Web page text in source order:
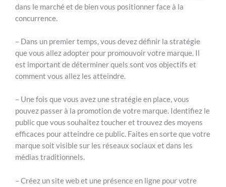
dans le marché et de bien vous positionner face à la
concurrence.
– Dans un premier temps, vous devez définir la stratégie
que vous allez adopter pour promouvoir votre marque. Il
est important de déterminer quels sont vos objectifs et
comment vous allez les atteindre.
– Une fois que vous avez une stratégie en place, vous
pouvez passer à la promotion de votre marque. Identifiez le
public que vous souhaitez toucher et trouvez des moyens
efficaces pour atteindre ce public. Faites en sorte que votre
marque soit visible sur les réseaux sociaux et dans les
médias traditionnels.
– Créez un site web et une présence en ligne pour votre